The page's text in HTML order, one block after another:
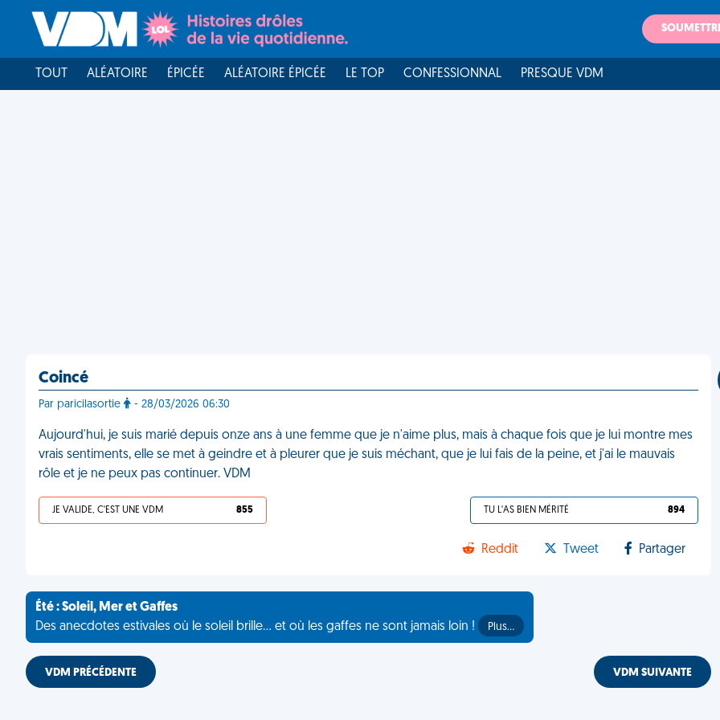
TOUT ALÉATOIRE ÉPICÉE ALÉATOIRE ÉPICÉE LE TOP CONFESSIONNAL PRESQUE VDM
Coincé
Par paricilasortie - 28/03/2026 06:30
Aujourd'hui, je suis marié depuis onze ans à une femme que je n'aime plus, mais à chaque fois que je lui montre mes
vrais sentiments, elle se met à geindre et à pleurer que je suis méchant, que je lui fais de la peine, et j'ai le mauvais
rôle et je ne peux pas continuer. VDM
JE VALIDE, C'EST UNE VDM 855 TU L'AS BIEN MÉRITÉ 894
Reddit Tweet Partager
Été : Soleil, Mer et Gaffes
Des anecdotes estivales où le soleil brille... et où les gaffes ne sont jamais loin !
Plus…
VDM PRÉCÉDENTE VDM SUIVANTE